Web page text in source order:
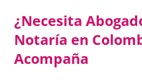
¿Necesita
Notaría en
Acompaña